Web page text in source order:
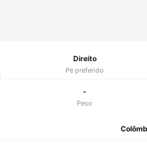
Direito
Pé preferido
-
Peso